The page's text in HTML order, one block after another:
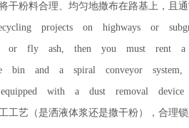
粉料合理、均匀地撒布在路基上，且
projects on highways or
or fly ash, then you must rent a
bin and a spiral conveyor system,
with a dust removal device
工艺（是洒液体浆还是撒干粉），合理